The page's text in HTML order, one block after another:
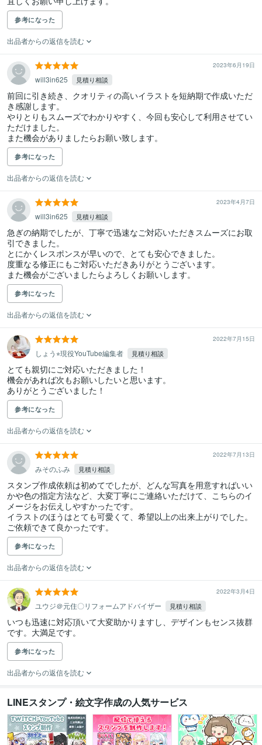
参考になった
出品者からの返信を読む
2023年6月19日
will3in625 見積り相談
前回に引き続き、クオリティの高いイラストを短納期で作成いただ
き感謝します。
やりとりもスムーズでわかりやすく、今回も安心して利用させてい
ただけました。
また機会がありましたらお願い致します。
参考になった
出品者からの返信を読む
2023年4月7日
will3in625 見積り相談
急ぎの納期でしたが、丁寧で迅速なご対応いただきスムーズにお取
引できました。
とにかくレスポンスが早いので、とても安心できました。
度重なる修正にもご対応いただきありがとうございます。
また機会がございましたらよろしくお願いします。
参考になった
出品者からの返信を読む
2022年7月15日
しょう⭐︎現役YouTube編集者 見積り相談
とても親切にご対応いただきました！
機会があれば次もお願いしたいと思います。
参考になった
出品者からの返信を読む
2022年7月13日
みそのふみ 見積り相談
スタンプ作成依頼は初めてでしたが、どんな写真を用意すればいい
かや色の指定方法など、大変丁寧にご連絡いただけて、こちらのイ
メージをお伝えしやすかったです。
イラストのほうはとても可愛くて、希望以上の出来上がりでした。
ご依頼できて良かったです。
参考になった
出品者からの返信を読む
2022年3月4日
ユウジ＠元住〇リフォームアドバイザー 見積り相談
いつも迅速に対応頂いて大変助かりますし、デザインもセンス抜群
です。大満足です。
参考になった
出品者からの返信を読む
LINEスタンプ・絵文字作成の人気サービス